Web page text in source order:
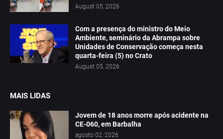
August 05, 2026
Com a presença do ministro do Meio
Ambiente, seminário da Abrampa sobre
Unidades de Conservação começa nesta
quarta-feira (5) no Crato
August 05, 2026
MAIS LIDAS
Jovem de 18 anos morre após acidente na
CE-060, em Barbalha
agosto 02, 2026